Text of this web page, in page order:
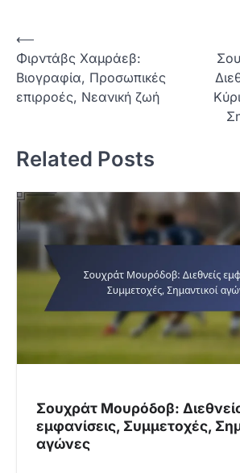
P
o
s
a
v
g
a
n
⟵
Φιρντάβς Χαμράεβ:
Βιογραφία, Προσωπικές
επιρροές, Νεανική ζωή
Related Posts
Σουχράτ Μουρόδοβ:
εμφανίσεις, Συμμετοχές,
αγώνες